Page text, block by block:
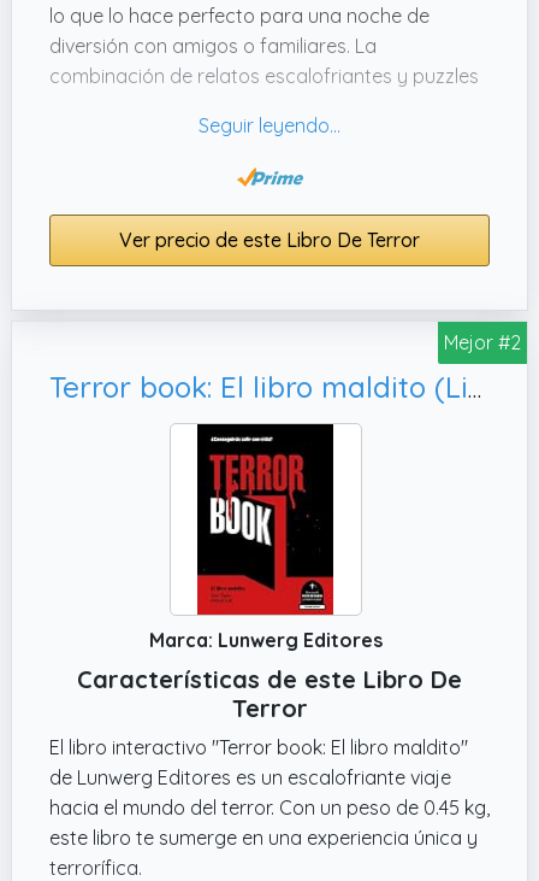
lo que lo hace perfecto para una noche de
diversión con amigos o familiares. La
combinación de relatos escalofriantes y puzzles
emocionante, desafiando la mente y
fomentando la colaboración entre los jugadores.
Los distintos niveles de dificultad en los enigmas
ofrecen un reto adecuado para todos los
el género. Además, la presentación visual y la
experiencia. Si buscas un entretenimiento original
que combine el terror con la resolución de
enigmas, este libro es una excelente opción para
divertirse y asustarse al mismo tiempo.
Ver precio de este Libro De Terror
Mejor #2
Terror book: El libro maldito (Libro interactivo)
Marca: Lunwerg Editores
Características de este Libro De
Terror
El libro interactivo "Terror book: El libro maldito"
de Lunwerg Editores es un escalofriante viaje
hacia el mundo del terror. Con un peso de 0.45 kg,
este libro te sumerge en una experiencia única y
terrorífica.